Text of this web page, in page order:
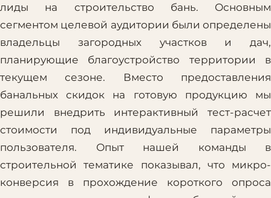
лиды на строительство бань. Основным
сегментом целевой аудитории были определены
владельцы загородных участков и дач,
планирующие благоустройство территории в
текущем сезоне. Вместо предоставления
банальных скидок на готовую продукцию мы
решили внедрить интерактивный тест-расчет
стоимости под индивидуальные параметры
пользователя. Опыт нашей команды в
строительной тематике показывал, что микро-
конверсия в прохождение короткого опроса